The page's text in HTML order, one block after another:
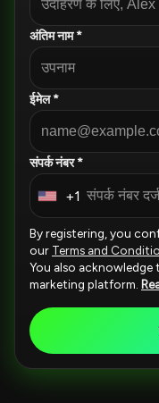
अंतिम नाम *
ईमेल *
संपर्क नंबर *
U
i
t
t
+1
By registering, you
our Terms and
You also acknowledge
marketing platform.